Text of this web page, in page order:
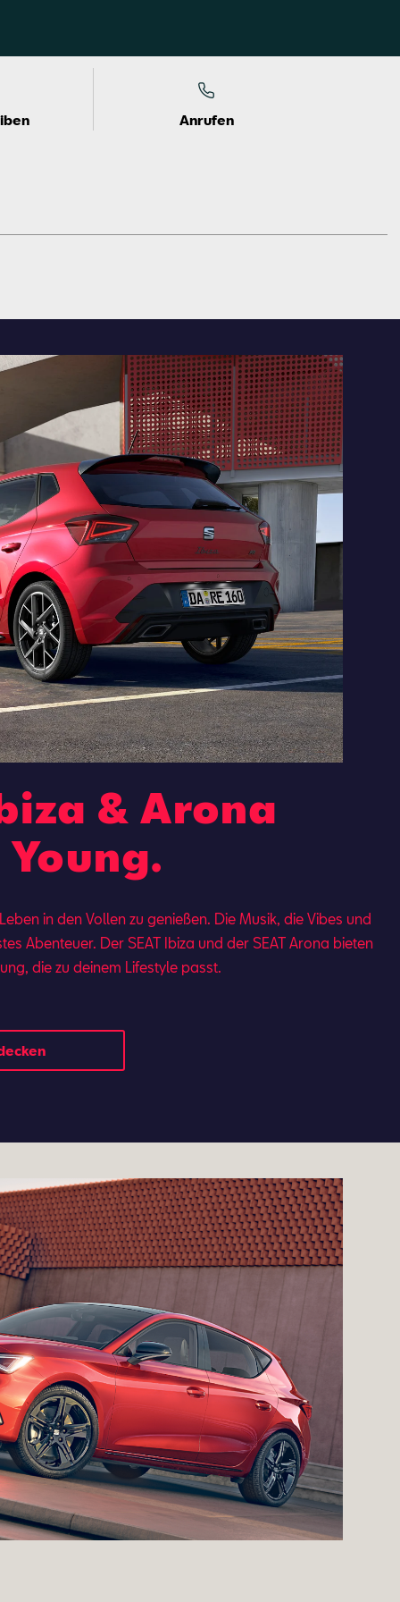
Anrufen
& Arona
in den Vollen zu genießen. Die Musik, die Vibes und
Abenteuer. Der SEAT Ibi­za und der SEAT Aro­na bie­ten
die zu dei­nem Lifestyle passt.